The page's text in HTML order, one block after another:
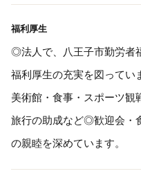
福利厚生
◎法人で、八王子市勤労者
福利厚生の充実を図ってい
美術館・食事・スポーツ観
旅行の助成など◎歓迎会・
の親睦を深めています。